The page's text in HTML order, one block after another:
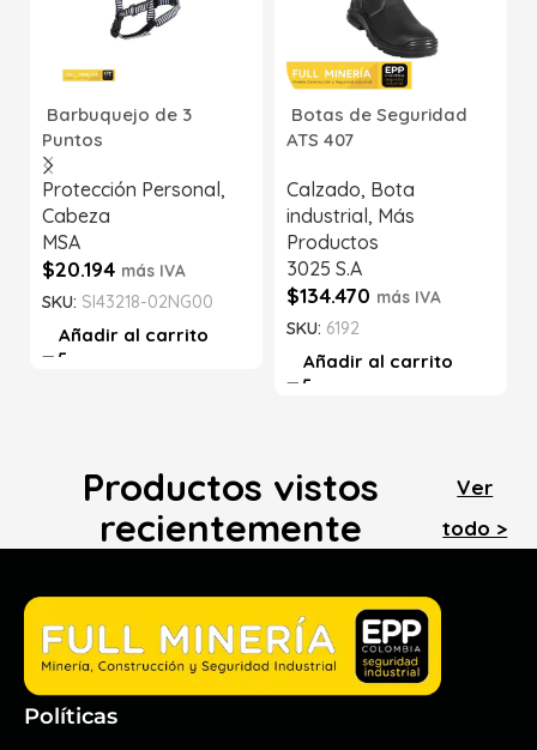
Barbuquejo de 3
Puntos
Protección Personal,
Cabeza
MSA
$20.194 más IVA
SKU: SI43218-02NG00
Añadir al carrito
Botas de Seguridad
ATS 407
Calzado, Bota
industrial, Más
Productos
3025 S.A
$134.470 más IVA
SKU: 6192
Añadir al carrito
Productos vistos
recientemente
Ver
todo >
Políticas